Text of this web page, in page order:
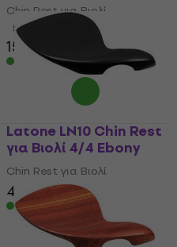
Chin Rest για Βιολί
5/5
15,50 €
Είναι στο απόθεμα
Latone LN10 Chin Rest
για Βιολί 4/4 Ebony
Chin Rest για Βιολί
4,89 €
Είναι στο απόθεμα